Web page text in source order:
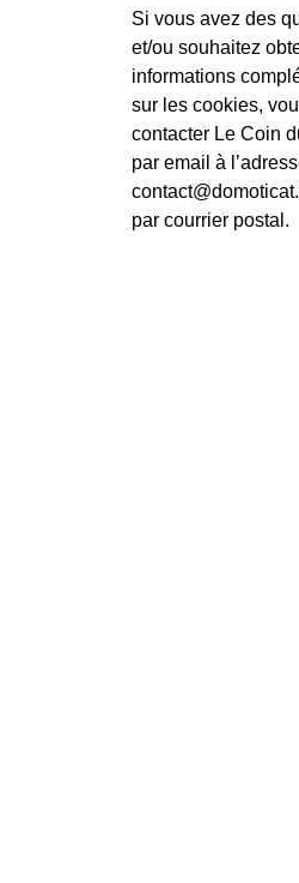
Si vous avez des
et/ou souhaitez
informations
sur les cookies,
contacter Le Coin
par email à
par courrier postal.